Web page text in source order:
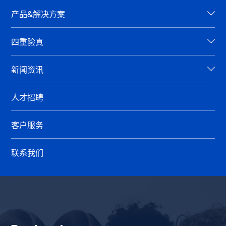
产品&解决方案
四重验真
新闻资讯
人才招聘
客户服务
联系我们